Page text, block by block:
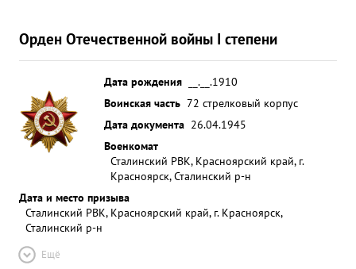
Орден Отечественной войны I степени
Дата рождения
__.__.1910
Воинская часть 72 стрелковый корпус
Дата документа 26.04.1945
Военкомат
Сталинский РВК, Красноярский край, г.
Красноярск, Сталинский р-н
Дата и место призыва
Сталинский РВК, Красноярский край, г. Красноярск,
Сталинский р-н
Ещё